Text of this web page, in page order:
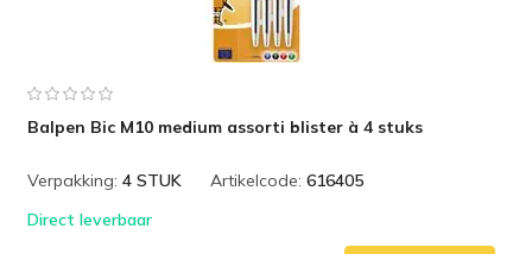
Balpen Bic M10 medium assorti blister à 4 stuks
Verpakking: 4 STUK Artikelcode: 616405
Direct leverbaar